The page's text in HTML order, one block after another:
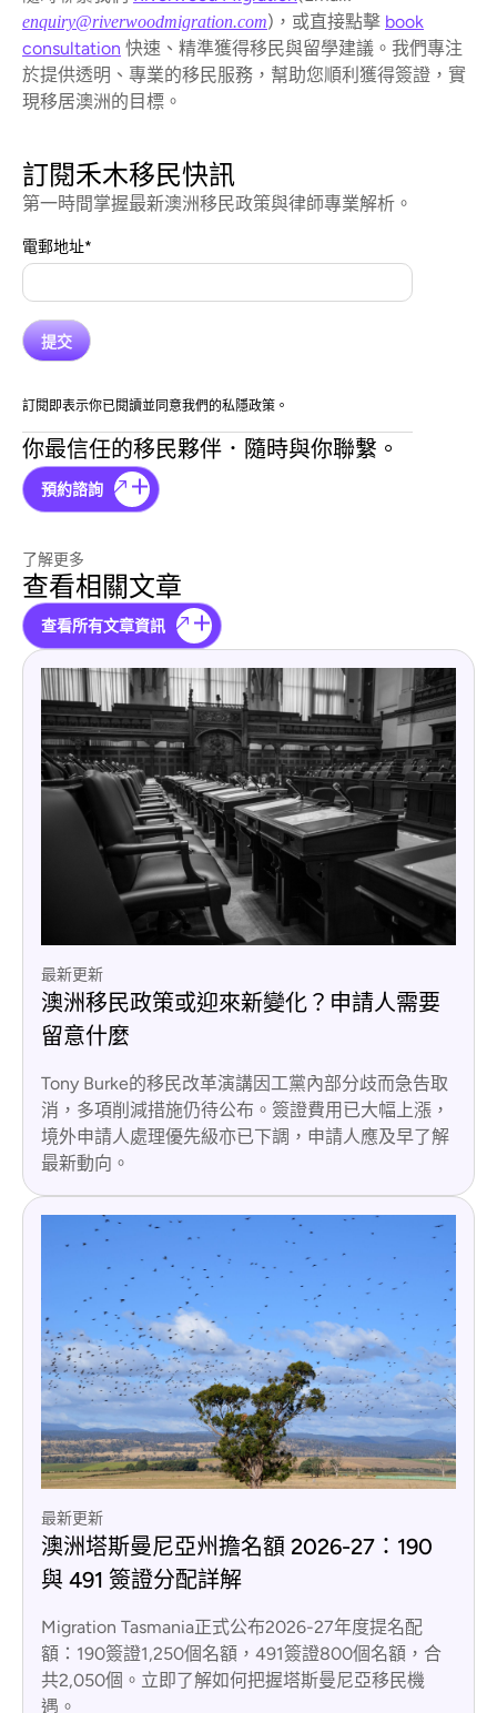
訂閱禾木移民快訊
第一時間掌握最新澳洲移民政策與律師專業解析。
電郵地址*
訂閱即表示你已閱讀並同意我們的私隱政策。
你最信任的移民夥伴．隨時與你聯繫。
預約諮詢
enquiry@riverwoodmigration.com)，或直接點擊 book
consultation 快速、精準獲得移民與留學建議。我們專注
於提供透明、專業的移民服務，幫助您順利獲得簽證，實
現移居澳洲的目標。
了解更多
查看相關文章
查看所有文章資訊
最新更新
澳洲移民政策或迎來新變化？申請人需要
留意什麼
Tony Burke的移民改革演講因工黨內部分歧而急告取
消，多項削減措施仍待公布。簽證費用已大幅上漲，
境外申請人處理優先級亦已下調，申請人應及早了解
最新動向。
最新更新
澳洲塔斯曼尼亞州擔名額 2026-27：190
與 491 簽證分配詳解
Migration Tasmania正式公布2026-27年度提名配
額：190簽證1,250個名額，491簽證800個名額，合
共2,050個。立即了解如何把握塔斯曼尼亞移民機
遇。